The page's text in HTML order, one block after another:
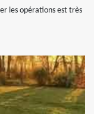
les opérations est très